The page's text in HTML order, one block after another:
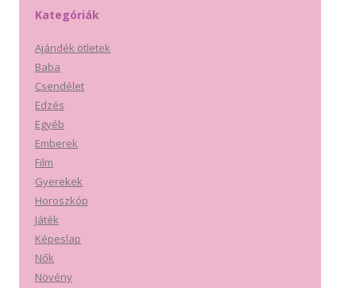
Kategóriák
Ajándék ötletek
Baba
Csendélet
Edzés
Egyéb
Emberek
Film
Gyerekek
Horoszkóp
Játék
Képeslap
Nők
Növény